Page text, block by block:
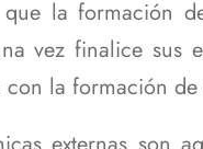
Doble
Eléctrica e
Eléctrica e
Riesgos
Máster
Diseño e
Productos
y BIM
Plan 2001
de
de Orientación y Acción
(POAT)
Requisitos de
Visita del
la formación
vez finalice
la formación